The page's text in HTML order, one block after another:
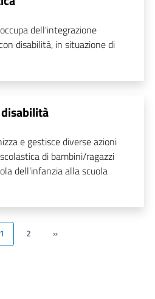
dell'integrazione
disabilità, in situazione di
e gestisce diverse azioni
di bambini/ragazzi
dell’infanzia alla scuola
1 2 »